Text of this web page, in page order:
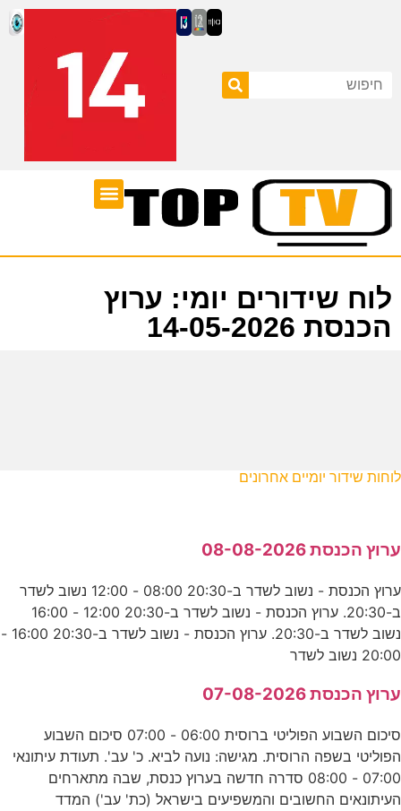
לוח שידורים יומי: ערוץ
הכנסת 14-05-2026
לוחות שידור יומיים אחרונים
ערוץ הכנסת 08-08-2026
ערוץ הכנסת - נשוב לשדר ב-20:30 08:00 - 12:00 נשוב לשדר
ב-20:30. ערוץ הכנסת - נשוב לשדר ב-20:30 12:00 - 16:00
נשוב לשדר ב-20:30. ערוץ הכנסת - נשוב לשדר ב-20:30 16:00 -
20:00 נשוב לשדר
ערוץ הכנסת 07-08-2026
סיכום השבוע הפוליטי ברוסית 06:00 - 07:00 סיכום השבוע
הפוליטי בשפה הרוסית. מגישה: נועה לביא. כ' עב'. תעודת עיתונאי
07:00 - 08:00 סדרה חדשה בערוץ כנסת, שבה מתארחים
העיתונאים החשובים והמשפיעים בישראל (כת' עב') המדד